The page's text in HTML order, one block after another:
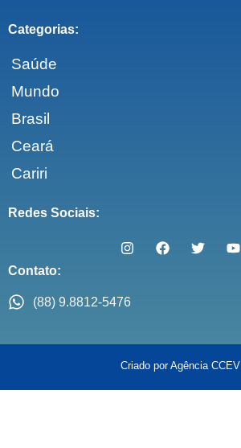
Categorias:
Saúde
Mundo
Brasil
Ceará
Cariri
Redes Sociais:
Contato:
(88) 9.8812-5476
Criado por Agência CCEV